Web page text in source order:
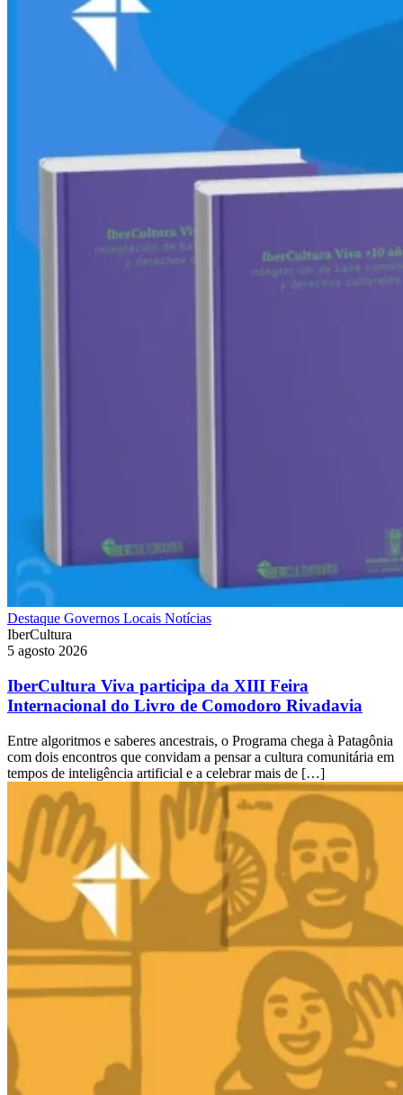
Destaque Governos Locais Notícias
IberCultura
5 agosto 2026
IberCultura Viva participa da XIII Feira
Internacional do Livro de Comodoro Rivadavia
Entre algoritmos e saberes ancestrais, o Programa chega à Patagônia
com dois encontros que convidam a pensar a cultura comunitária em
tempos de inteligência artificial e a celebrar mais de […]